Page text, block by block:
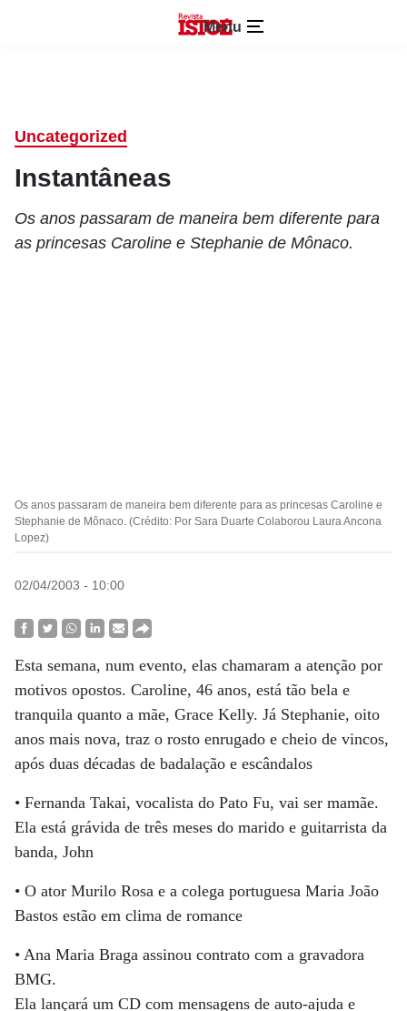
Menu
Uncategorized
Instantâneas
Os anos passaram de maneira bem diferente para
as princesas Caroline e Stephanie de Mônaco.
Os anos passaram de maneira bem diferente para as princesas Caroline e
Stephanie de Mônaco. (Crédito: Por Sara Duarte Colaborou Laura Ancona
Lopez)
02/04/2003 - 10:00
Esta semana, num evento, elas chamaram a atenção por
motivos opostos. Caroline, 46 anos, está tão bela e
tranquila quanto a mãe, Grace Kelly. Já Stephanie, oito
anos mais nova, traz o rosto enrugado e cheio de vincos,
após duas décadas de badalação e escândalos
• Fernanda Takai, vocalista do Pato Fu, vai ser mamãe.
Ela está grávida de três meses do marido e guitarrista da
banda, John
• O ator Murilo Rosa e a colega portuguesa Maria João
Bastos estão em clima de romance
• Ana Maria Braga assinou contrato com a gravadora
BMG.
Ela lançará um CD com mensagens de auto-ajuda e